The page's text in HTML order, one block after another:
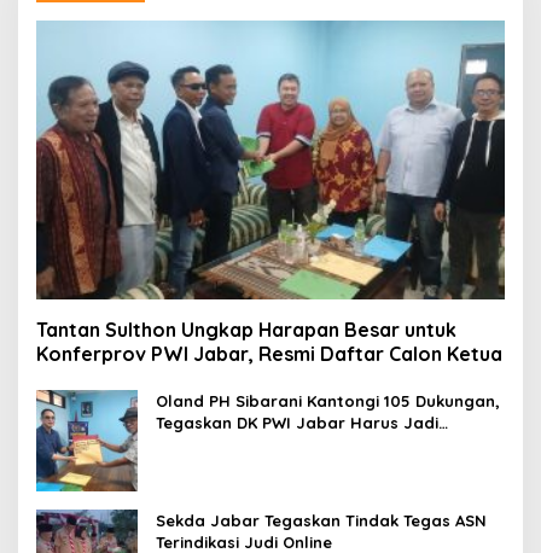
Tantan Sulthon Ungkap Harapan Besar untuk
Konferprov PWI Jabar, Resmi Daftar Calon Ketua
Oland PH Sibarani Kantongi 105 Dukungan,
Tegaskan DK PWI Jabar Harus Jadi
Sekda Jabar Tegaskan Tindak Tegas ASN
Terindikasi Judi Online